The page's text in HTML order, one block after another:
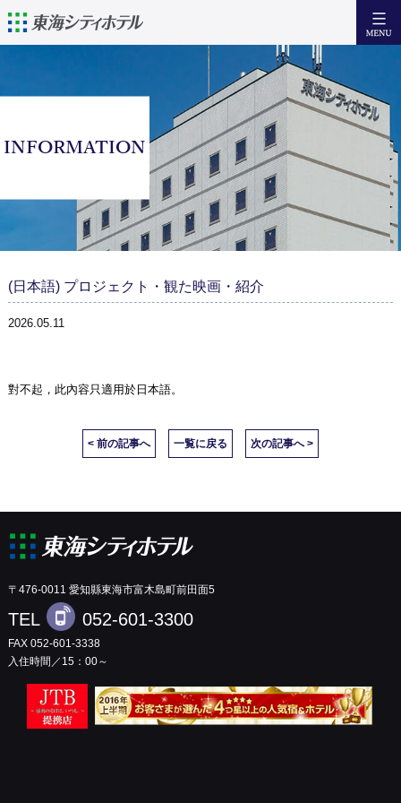
English
簡体中文 繁體中文
住宿
設備·服務
早 餐
訪問
周邊觀光資訊
INFORMATION
(日本語) プロジェクト・観た映画・紹介
2026.05.11
對不起，此內容只適用於日本語。
< 前の記事へ 一覧に戻る 次の記事へ >
〒476-0011 愛知縣東海市富木島町前田面5
TEL 052-601-3300
FAX 052-601-3338
入住時間／15：00～